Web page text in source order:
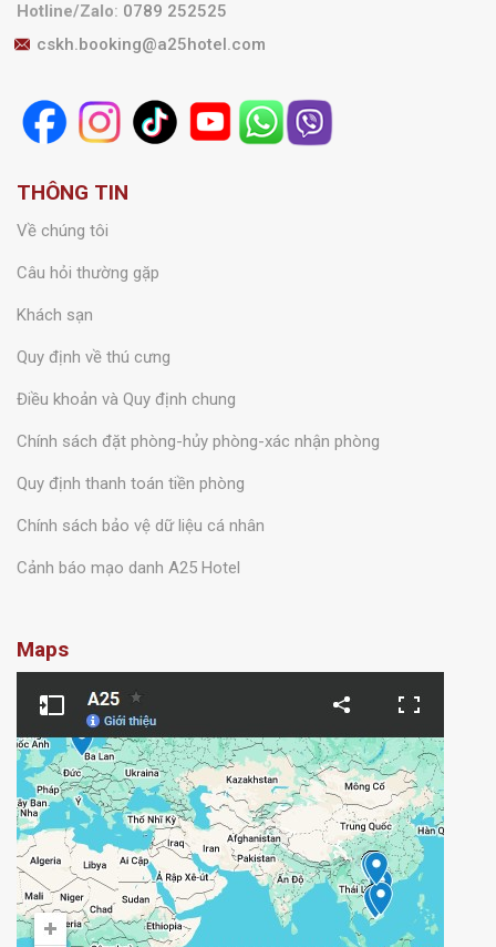
Hotline/Zalo: 0789 252525
cskh.booking@a25hotel.com
THÔNG TIN
Về chúng tôi
Câu hỏi thường gặp
Khách sạn
Quy định về thú cưng
Điều khoản và Quy định chung
Chính sách đặt phòng-hủy phòng-xác nhận phòng
Quy định thanh toán tiền phòng
Chính sách bảo vệ dữ liệu cá nhân
Cảnh báo mạo danh A25 Hotel
Maps